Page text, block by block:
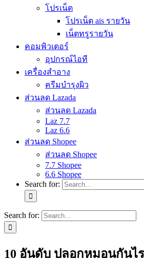
โปรเน็ต
โปรเน็ต ais รายวัน
เน็ตทรูรายวัน
คอมพิวเตอร์
อุปกรณ์ไอที
เครื่องสำอาง
ครีมบำรุงผิว
ส่วนลด Lazada
ส่วนลด Lazada
Laz 7.7
Laz 6.6
ส่วนลด Shopee
ส่วนลด Shopee
7.7 Shopee
6.6 Shopee
Search for:
Search for:
10 อันดับ ปลอกหมอนกันไ